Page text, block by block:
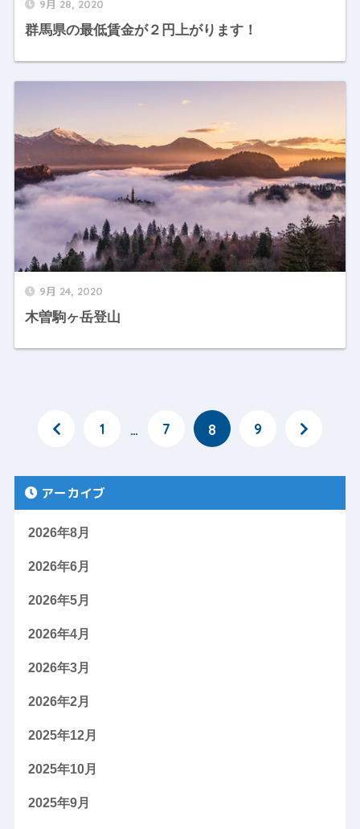
9月 28, 2020
群馬県の最低賃金が２円上がります！
9月 24, 2020
木曽駒ヶ岳登山
1 … 7 8 9
アーカイブ
2026年8月
2026年6月
2026年5月
2026年4月
2026年3月
2026年2月
2025年12月
2025年10月
2025年9月